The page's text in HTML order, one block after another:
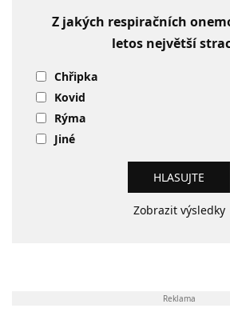
Z jakých respiračních
letos největší
Chřipka
Kovid
Rýma
Jiné
Zobrazit výsledky
Reklama